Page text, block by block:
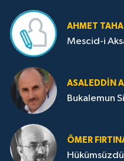
AHMET TAHA
Mescid-i
ASALEDDIN
Bukalemun
ÖMER